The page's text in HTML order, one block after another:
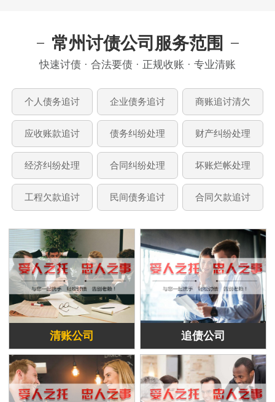
常州讨债公司服务范围
快速讨债 · 合法要债 · 正规收账 · 专业清账
个人债务追讨 企业债务追讨 商账追讨清欠
应收账款追讨 债务纠纷处理 财产纠纷处理
经济纠纷处理 合同纠纷处理 坏账烂帐处理
工程欠款追讨 民间债务追讨 合同欠款追讨
清账公司 追债公司